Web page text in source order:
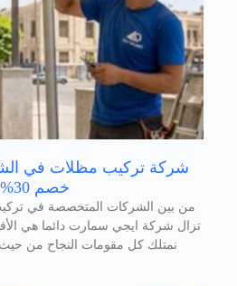
خصم 30%
من بين الشركات المتخصصة في
تزال شركة ايجي سمارت دائما هي
نمتلك كل مقومات النجاح من حيث